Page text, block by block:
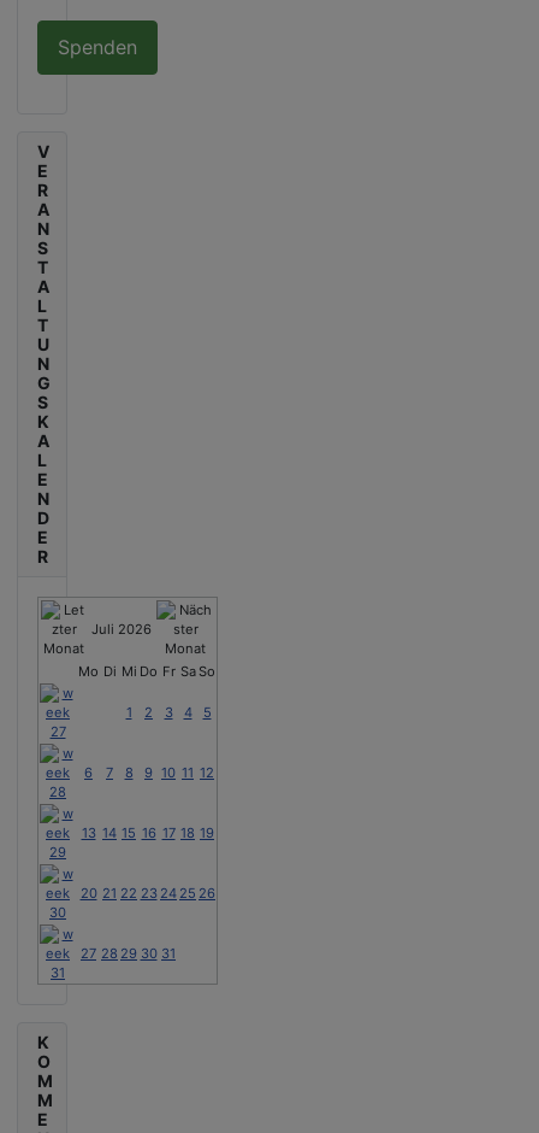
Spenden
V
E
R
A
N
S
T
A
L
T
U
N
G
S
K
A
L
E
N
D
E
R
Juli 2026
Mo Di Mi Do Fr Sa So
1 2 3 4 5
6 7 8 9 10 11 12
13 14 15 16 17 18 19
20 21 22 23 24 25 26
27 28 29 30 31
K
O
M
M
E